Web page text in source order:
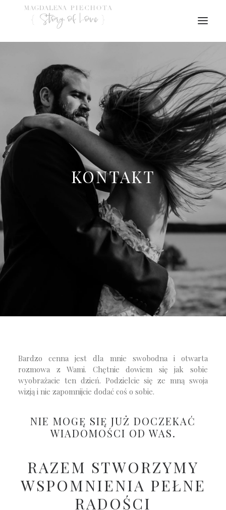
KONTAKT
Bardzo cenna jest dla mnie swobodna i otwarta
rozmowa z Wami. Chętnie dowiem się jak sobie
wyobrażacie ten dzień. Podzielcie się ze mną swoja
wizją i nie zapomnijcie dodać coś o sobie.
NIE MOGĘ SIĘ JUŻ DOCZEKAĆ
WIADOMOŚCI OD WAS.
RAZEM STWORZYMY
WSPOMNIENIA PEŁNE
RADOŚCI